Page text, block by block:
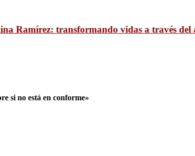
Ramírez: transformando vidas a través del
si no está en conforme»